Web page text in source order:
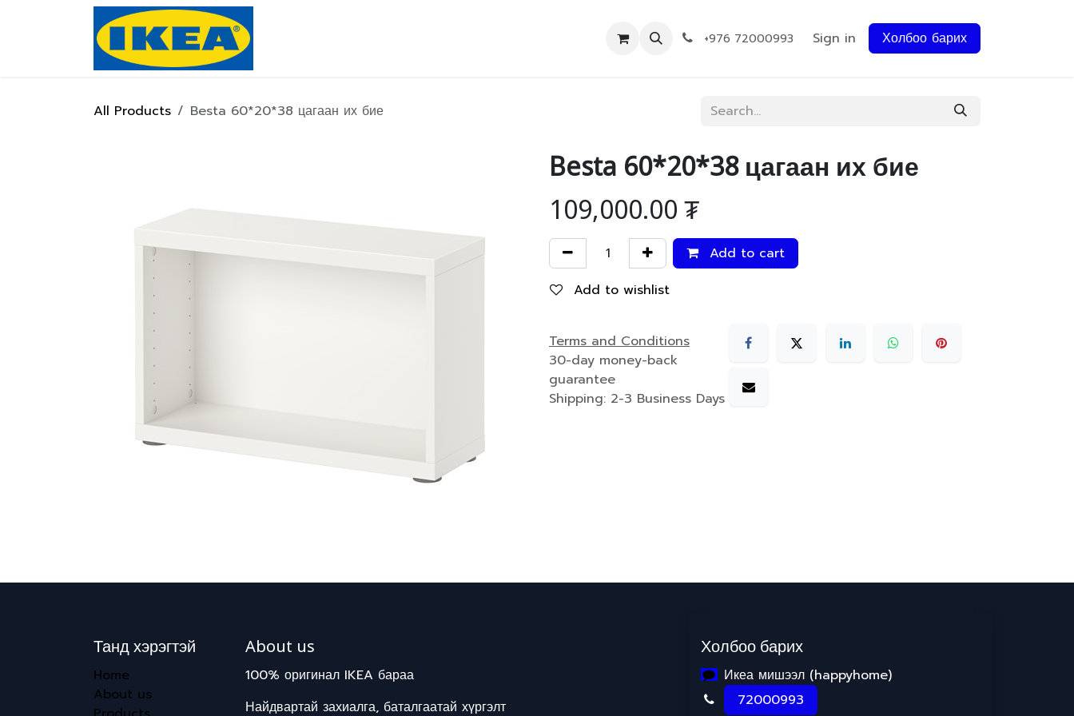
Skip to Content
+976 72000993 Sign in Холбоо барих
All Products Besta 60*20*38 цагаан их бие
Besta 60*20*38 цагаан их бие
109,000.00₮
Add to cart
Add to wishlist
Terms and Conditions
30-day money-back
guarantee
Shipping: 2-3 Business Days
Танд хэрэгтэй
Home
About us
About us
100% оригинал IKEA бараа
Найдвартай захиалга, баталгаатай хүргэлт
Холбоо барих
Икеа мишээл (happyhome)
72000993